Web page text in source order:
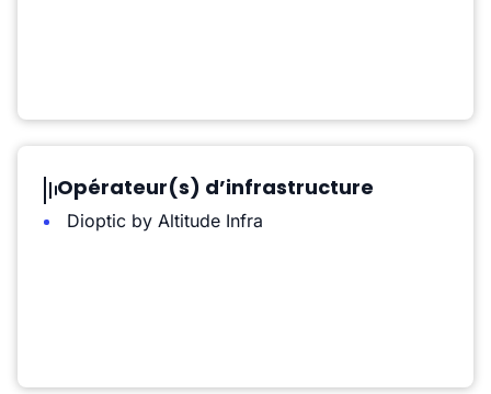
Opérateur(s) d’infrastructure
Dioptic by Altitude Infra